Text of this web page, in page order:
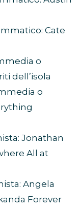
Cate
o
dell’isola
o
Jonathan
All at
Angela
Forever